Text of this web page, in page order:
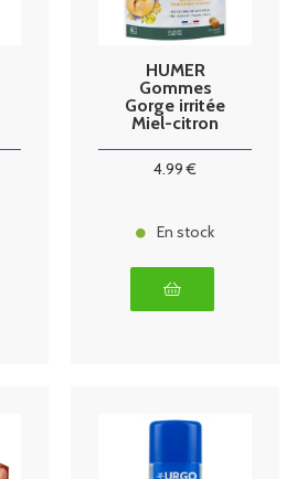
HUMER
Gommes
Gorge irritée
Miel-citron
4.99 €
En stock